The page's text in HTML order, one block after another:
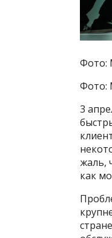
Фото:
Фото:
3
жаль,
как